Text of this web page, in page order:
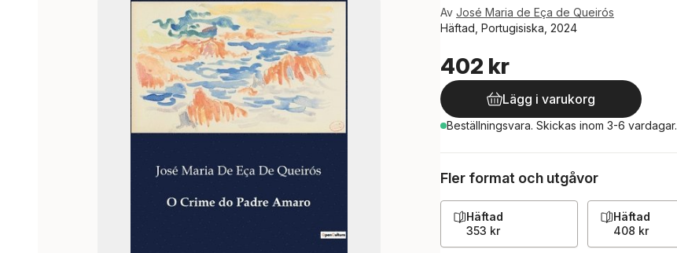
Av José Maria de Eça de Queirós
Häftad, Portugisiska, 2024
402 kr
Lägg i varukorg
Beställningsvara. Skickas inom 3-6 vardagar.
Fler format och utgåvor
Häftad
353 kr
Häftad
408 kr